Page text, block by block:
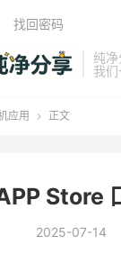
纯
我
找回密码
应用  正文
Store
2025-07-14